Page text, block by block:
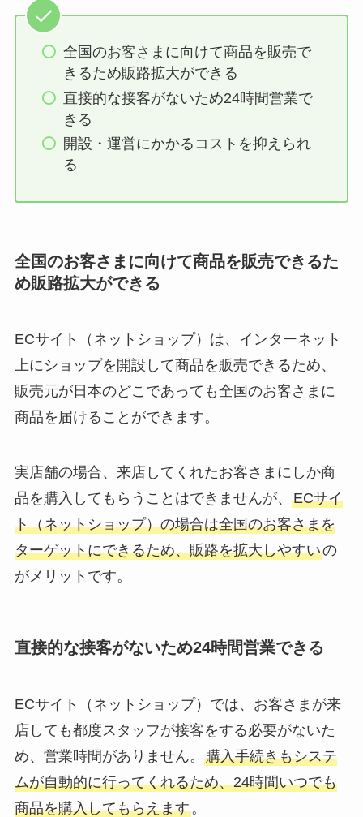
全国のお客さまに向けて商品を販売で
きるため販路拡大ができる
直接的な接客がないため24時間営業で
きる
開設・運営にかかるコストを抑えられ
る
全国のお客さまに向けて商品を販売できるた
め販路拡大ができる
ECサイト（ネットショップ）は、インターネット
上にショップを開設して商品を販売できるため、
販売元が日本のどこであっても全国のお客さまに
商品を届けることができます。
実店舗の場合、来店してくれたお客さまにしか商
品を購入してもらうことはできませんが、 ECサイ
ト（ネットショップ）の場合は全国のお客さまを
ターゲットにできるため、販路を拡大しやすいの
がメリットです。
直接的な接客がないため24時間営業できる
ECサイト（ネットショップ）では、お客さまが来
店しても都度スタッフが接客をする必要がないた
め、営業時間がありません。 購入手続きもシステ
ムが自動的に行ってくれるため、24時間いつでも
商品を購入してもらえます。